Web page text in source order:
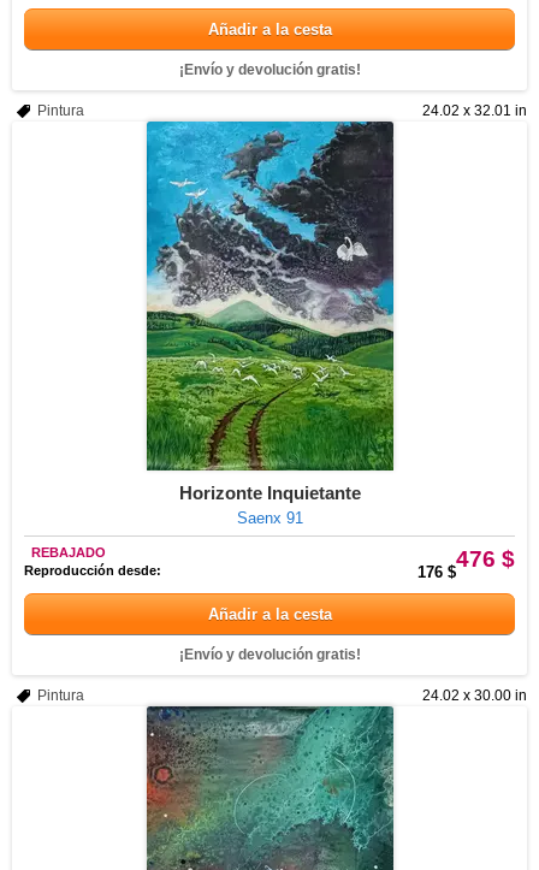
Añadir a la cesta
¡Envío y devolución gratis!
24.02 x 32.01 in
Pintura
Horizonte Inquietante
Saenx 91
476 $
REBAJADO
Reproducción desde:
176 $
Añadir a la cesta
¡Envío y devolución gratis!
24.02 x 30.00 in
Pintura